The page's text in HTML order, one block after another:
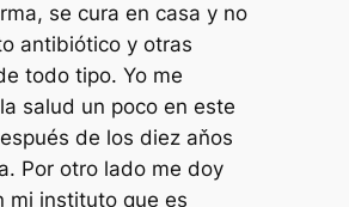
se cura en casa y no
antibiótico y otras
todo tipo. Yo me
salud un poco en este
de los diez aňos
Por otro lado me doy
mi instituto que es